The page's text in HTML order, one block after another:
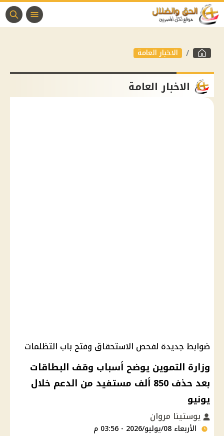
الاخبار العامة
الاخبار العامة
ضوابط جديدة لفحص الاستحقاق وفتح باب التظلمات
وزارة التموين يوضح أسباب وقف البطاقات
بعد حذف 850 ألف مستفيد من الدعم خلال
يونيو
يوستينا مروان
الأربعاء 08/يوليو/2026 - 03:56 م